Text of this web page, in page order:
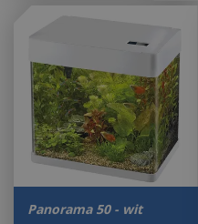
Panorama 50 - wit